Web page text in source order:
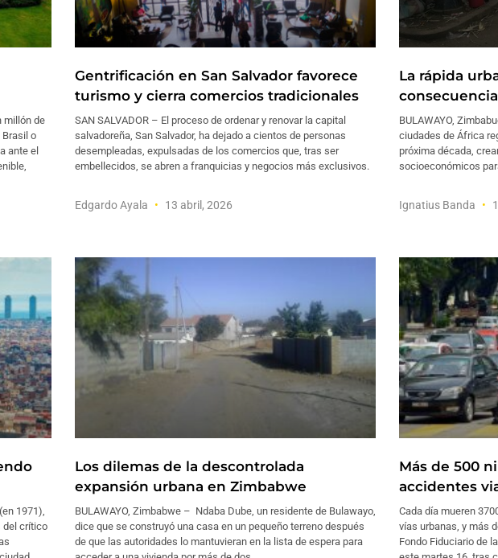
millón de
Brasil o
ante el
Gentrificación en San Salvador favorece
turismo y cierra comercios tradicionales
SAN SALVADOR – El proceso de ordenar y renovar la capital
salvadoreña, San Salvador, ha dejado a cientos de personas
desempleadas, expulsadas de los comercios que, tras ser
embellecidos, se abren a franquicias y negocios más exclusivos.
Edgardo Ayala 13 abril, 2026
La rápida
BULAWAYO,
ciudades de África
próxima década,
socioeconómicos
Ignatius Banda
1971),
del crítico
Los dilemas de la descontrolada
expansión urbana en Zimbabwe
BULAWAYO, Zimbabwe – Ndaba Dube, un residente de Bulawayo,
dice que se construyó una casa en un pequeño terreno después
de que las autoridades lo mantuvieran en la lista de espera para
Más de 500
accidentes
Cada día mueren
vías urbanas, y más
Fondo Fiduciario de